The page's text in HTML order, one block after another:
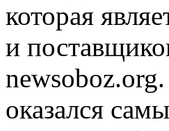
которая
и
оказался